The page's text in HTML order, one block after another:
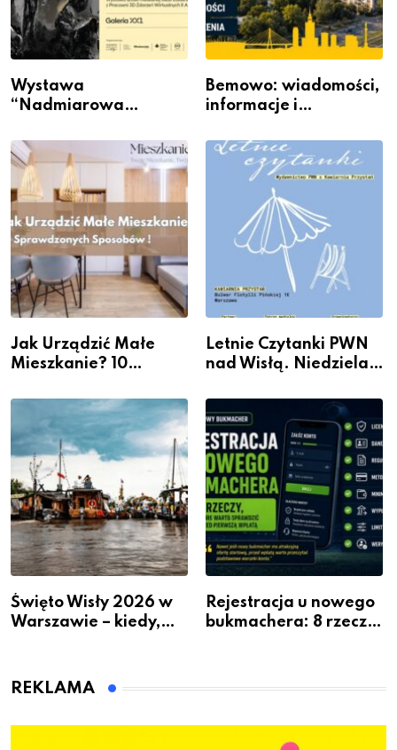
Wystawa
“Nadmiarowa
Galerii XX1
Bemowo: wiadomości,
informacje i
Jak Urządzić Małe
Mieszkanie? 10
Przestrzeni Bez
Kosztownego Remontu
Letnie Czytanki PWN
nad Wisłą. Niedziela z
dla siebie
Święto Wisły 2026 w
Warszawie – kiedy,
Rejestracja u nowego
bukmachera: 8 rzeczy,
REKLAMA